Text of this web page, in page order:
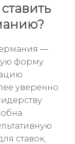
—
форму
уверенно
ставок,